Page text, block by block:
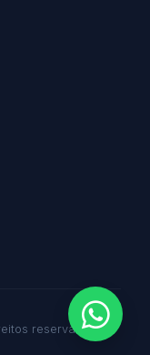
reservados.